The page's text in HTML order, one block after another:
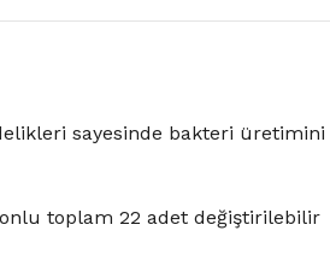
sayesinde bakteri üretimini
toplam 22 adet değiştirilebilir